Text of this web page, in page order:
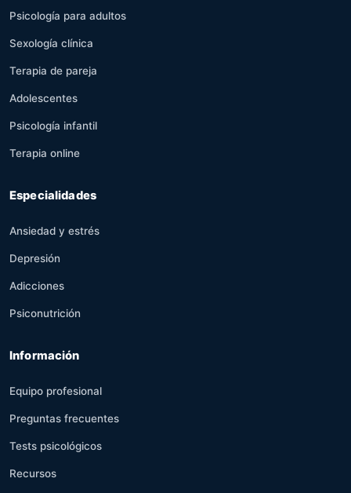
Psicología para adultos
Sexología clínica
Terapia de pareja
Adolescentes
Psicología infantil
Terapia online
Especialidades
Ansiedad y estrés
Depresión
Adicciones
Psiconutrición
Información
Equipo profesional
Preguntas frecuentes
Tests psicológicos
Recursos